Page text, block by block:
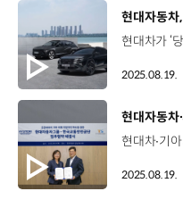
[동영상]
현대자동차
2025.08.19.
[동영상]
2025.08.19.